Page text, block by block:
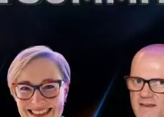
บียบ ดังนั้นรัฐบาลจะเข้ามามี
างพื้นฐาน
รปฏิบัติการ
ข้อมูลและการวิ